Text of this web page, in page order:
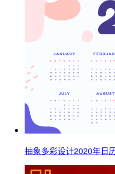
抽象多彩设计2020年日